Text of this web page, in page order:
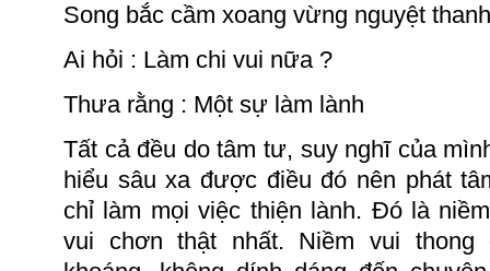
Song bắc cầm xoang vừng nguyệt thanh
Ai hỏi : Làm chi vui nữa ?
Thưa rằng : Một sự làm lành
Tất cả đều do tâm tư, suy nghĩ của
hiểu sâu xa được điều đó nên phát
chỉ làm mọi việc thiện lành. Đó là
vui chơn thật nhất. Niềm vui thong